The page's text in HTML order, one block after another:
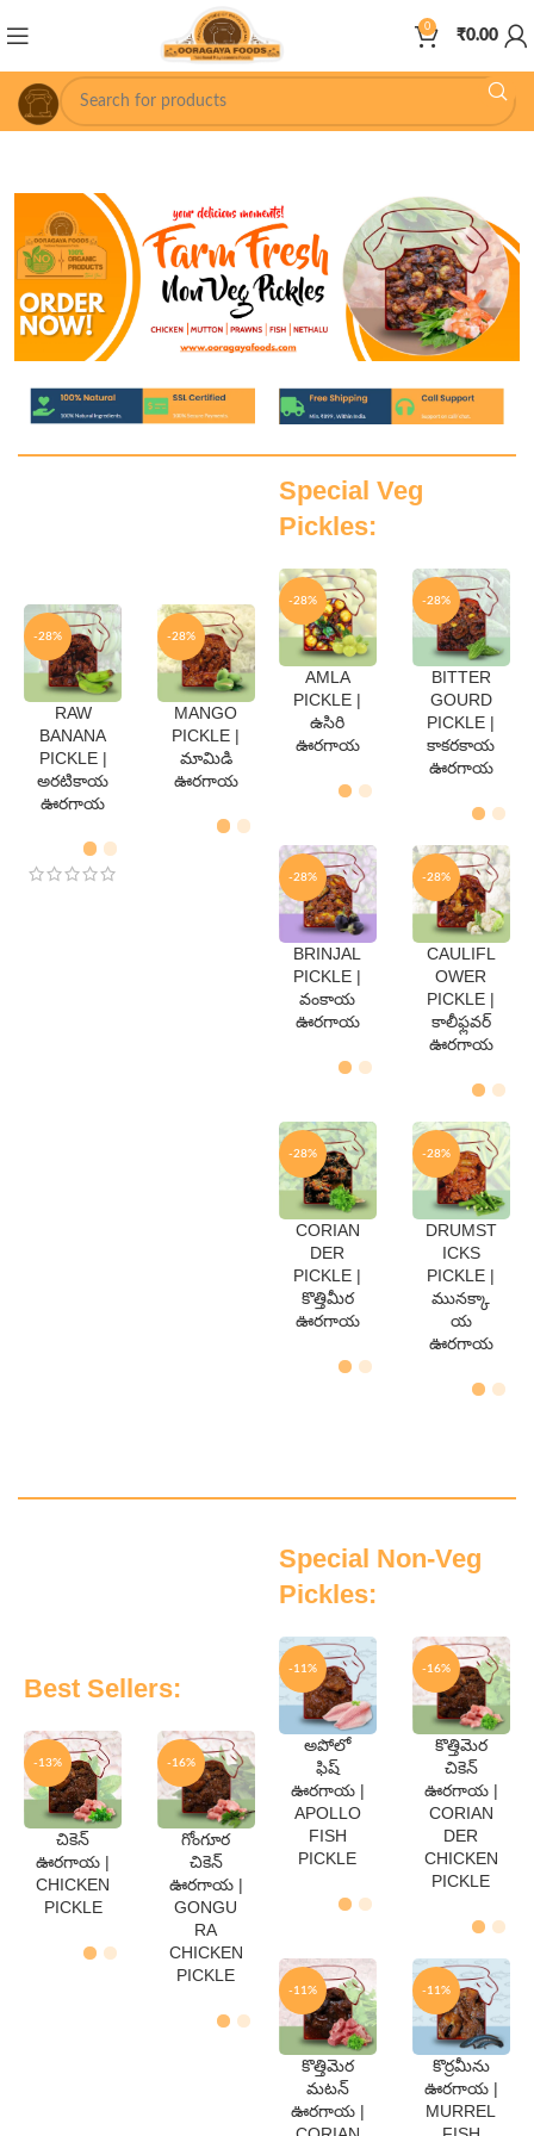
0
₹0.00
-28%
QTY
Gms
500
Gms
RAW
BANANA
PICKLE |
అరటికాయ
ఊరగాయ
-28%
QTY
Gms
500
MANGO
PICKLE |
మామిడి
ఊరగాయ
Special Veg
Pickles:
-28%
QTY
250
Gms
500
AMLA
PICKLE |
ఉసిరి
ఊరగాయ
-28%
QTY
Gms
500
Gms
BITTER
GOURD
PICKLE |
కాకరకాయ
ఊరగాయ
-28%
QTY
Gms
500
BRINJAL
PICKLE |
వంకాయ
ఊరగాయ
-28%
QTY
Gms
500
Gms
CAULIFL
OWER
PICKLE |
కాలీఫ్లవర్
ఊరగాయ
-28%
QTY
Gms
500
Gms
CORIAN
DER
PICKLE |
కొత్తిమీర
ఊరగాయ
-28%
QTY
Gms
500
Gms
DRUMST
ICKS
PICKLE |
మునక్కా
య
ఊరగాయ
Best Sellers:
-13%
QTY
250
Gms
500
చికెన్
ఊరగాయ |
CHICKEN
PICKLE
-16%
QTY
Gms
500
Gms
గోంగూర
చికెన్
ఊరగాయ |
GONGU
RA
CHICKEN
PICKLE
Special Non-Veg
Pickles:
-11%
QTY
250
Gms
500
Gms
అపోలో
ఫిష్
ఊరగాయ |
APOLLO
FISH
PICKLE
-16%
QTY
Gms
500
Gms
కొత్తిమెర
చికెన్
ఊరగాయ |
CORIAN
DER
CHICKEN
PICKLE
-11%
QTY
Gms
కొత్తిమెర
మటన్
ఊరగాయ |
-11%
QTY
Gms
కొర్రమీను
ఊరగాయ |
MURREL